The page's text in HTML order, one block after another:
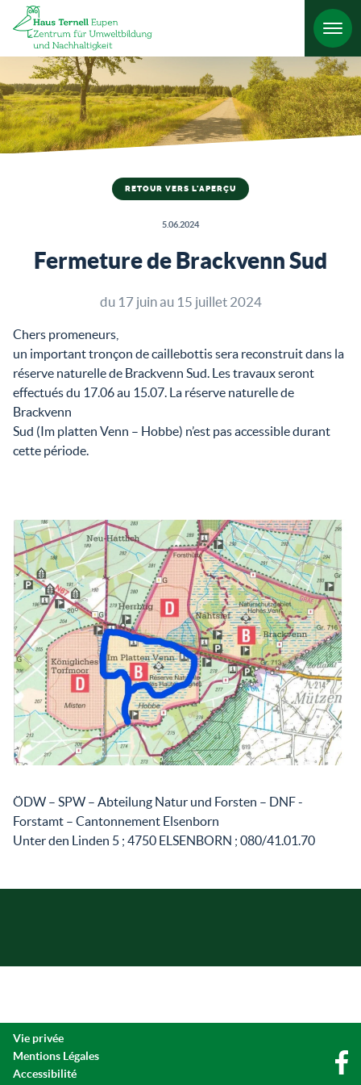
RETOUR VERS L'APERÇU
5.06.2024
Fermeture de Brackvenn Sud
du 17 juin au 15 juillet 2024
Chers promeneurs,
un important tronçon de caillebottis sera reconstruit dans la
réserve naturelle de Brackvenn Sud. Les travaux seront
effectués du 17.06 au 15.07. La réserve naturelle de
Brackvenn
Sud (Im platten Venn – Hobbe) n’est pas accessible durant
cette période.
ÖDW – SPW – Abteilung Natur und Forsten – DNF -
Forstamt – Cantonnement Elsenborn
Unter den Linden 5 ; 4750 ELSENBORN ; 080/41.01.70
Vie privée
Mentions Légales
Accessibilité